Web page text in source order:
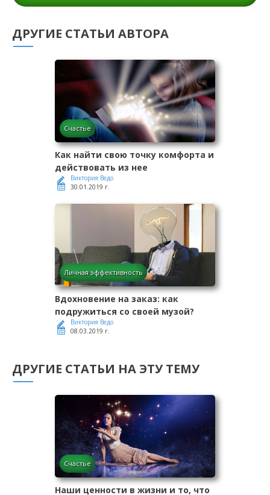
ДРУГИЕ СТАТЬИ АВТОРА
Счастье
Как найти свою точку комфорта и
действовать из нее
Виктория Ведо
30.01.2019 г.
Личная эффективность
Вдохновение на заказ: как
подружиться со своей музой?
Виктория Ведо
08.03.2019 г.
ДРУГИЕ СТАТЬИ НА ЭТУ ТЕМУ
Счастье
Наши ценности в жизни и то, что